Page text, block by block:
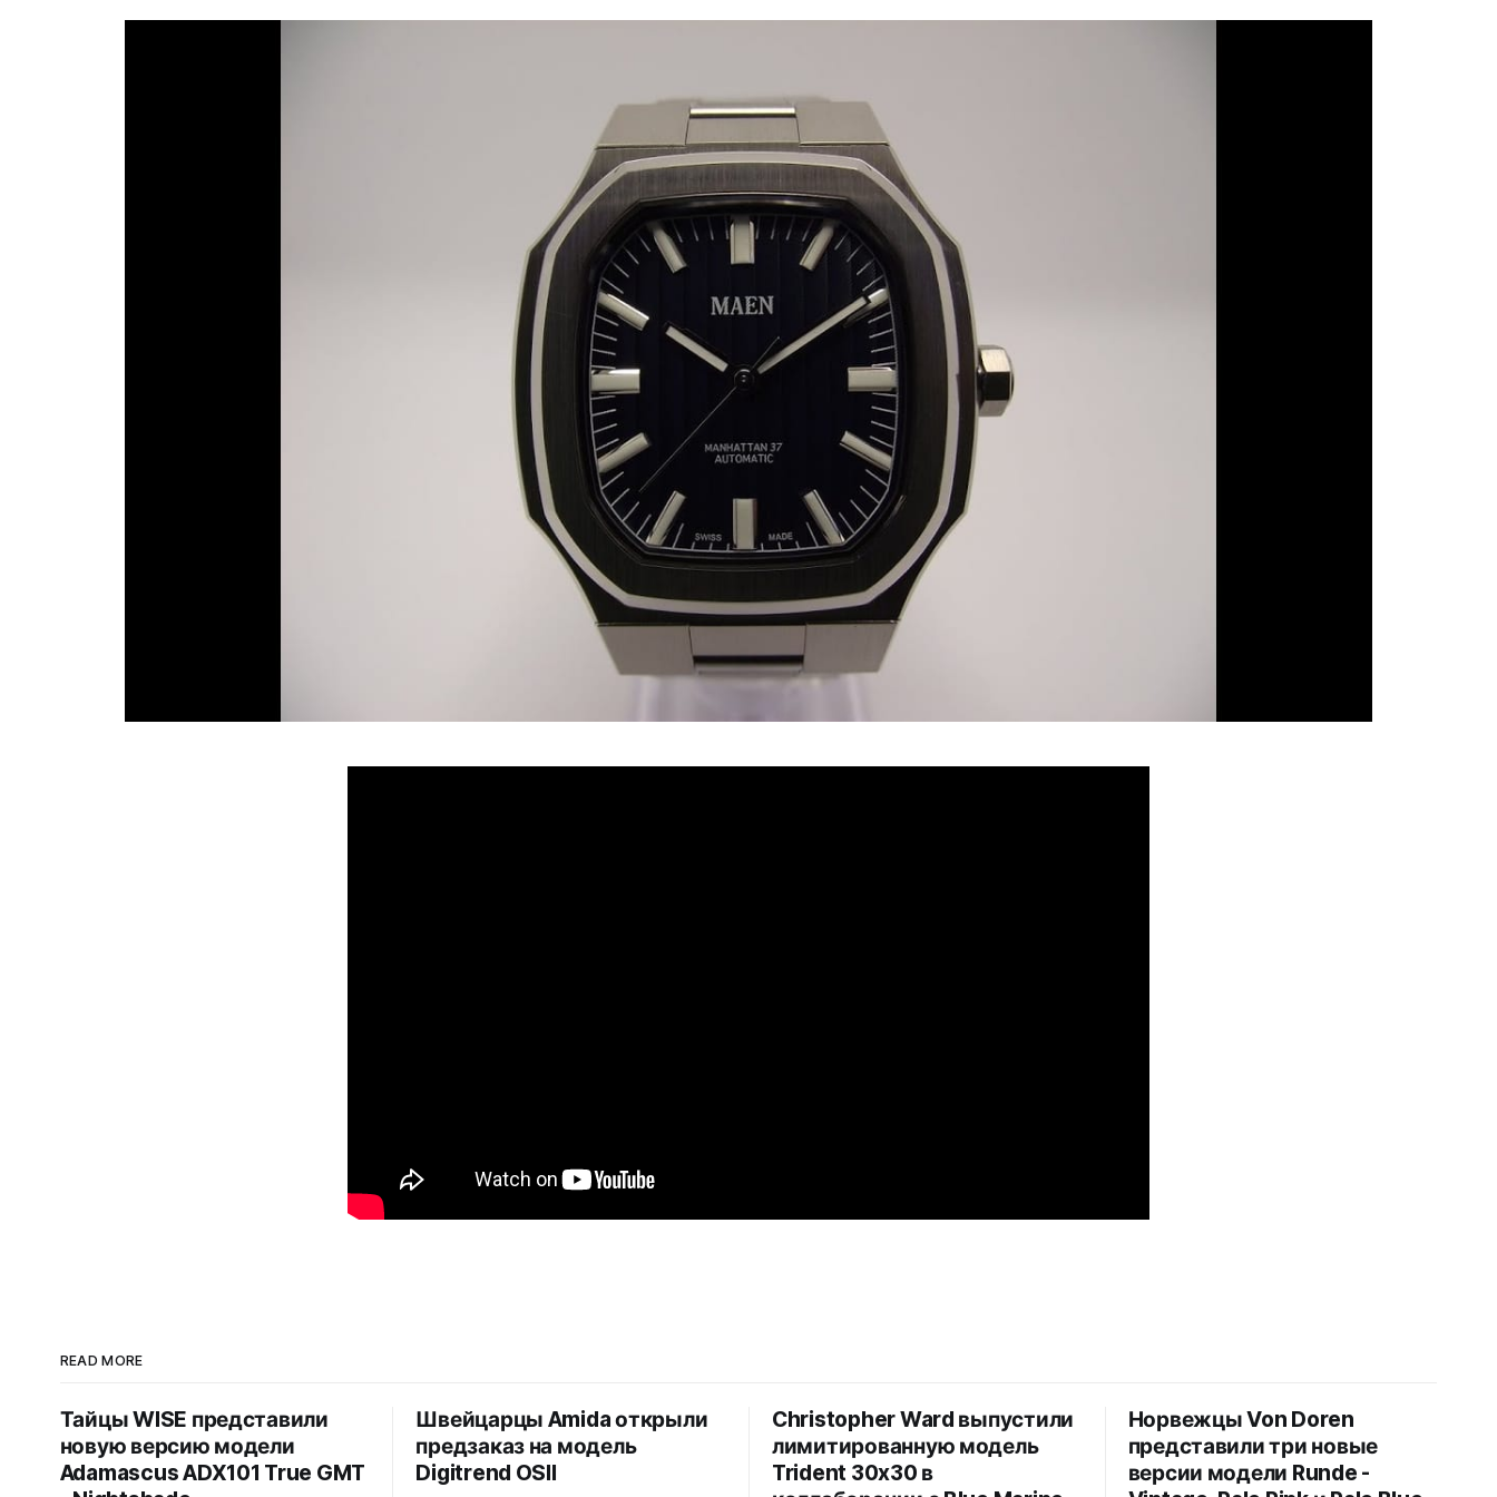
READ MORE
Тайцы WISE представили
новую версию модели
Adamascus ADX101 True GMT
Швейцарцы Amida открыли
предзаказ на модель
Digitrend OSII
Christopher Ward выпустили
лимитированную модель
Trident 30x30 в
Норвежцы Von Doren
представили три новые
версии модели Runde -